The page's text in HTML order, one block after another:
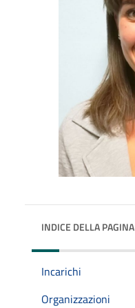
INDICE DELLA PAGINA
Incarichi
Organizzazioni